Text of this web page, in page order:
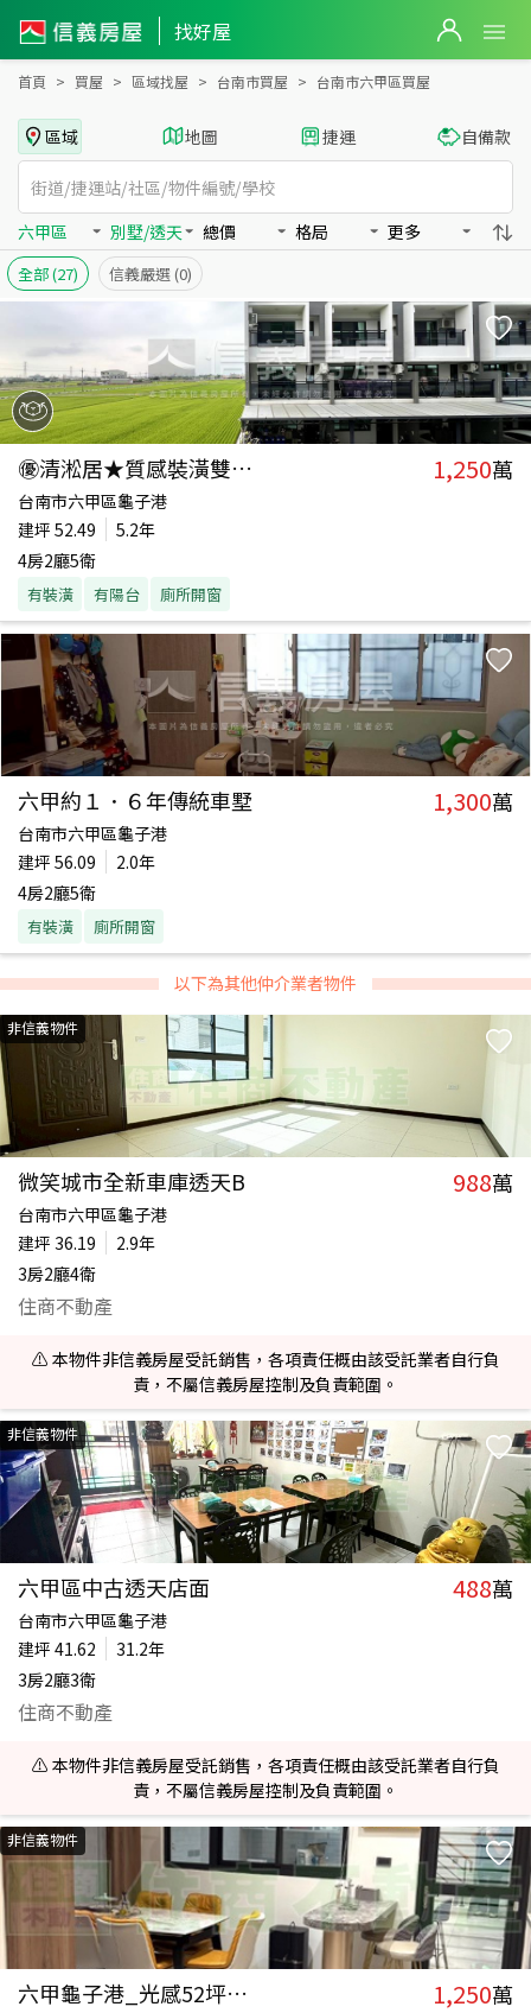
找好屋
台南市六甲區買房：別墅/透天房屋物件出售、房價分析
首頁 買屋 區域找屋 台南市買屋 台南市六甲區買屋
區域 地圖 捷運 自備款
六甲區 別墅/透天 總價 格局 更多
全部(27) 信義嚴選 (0)
㊝清淞居★質感裝潢雙車墅 1,250萬
台南市六甲區龜子港
建坪 52.49
5.2年
4房2廳5衛
有裝潢 有陽台 廁所開窗
六甲約１．６年傳統車墅 1,300萬
台南市六甲區龜子港
建坪 56.09
2.0年
4房2廳5衛
有裝潢 廁所開窗
以下為其他仲介業者物件
非信義物件
微笑城市全新車庫透天B 988萬
台南市六甲區龜子港
建坪 36.19
2.9年
3房2廳4衛
住商不動產
⚠️ 本物件非信義房屋受託銷售，各項責任概由該受託業者自行負
責，不屬信義房屋控制及負責範圍。
非信義物件
六甲區中古透天店面 488萬
台南市六甲區龜子港
建坪 41.62
31.2年
3房2廳3衛
住商不動產
⚠️ 本物件非信義房屋受託銷售，各項責任概由該受託業者自行負
責，不屬信義房屋控制及負責範圍。
非信義物件
六甲龜子港_光感52坪雙車透天 1,250萬
台南市六甲區買房：別墅/透天物件出售、房價分析 - 信義房屋